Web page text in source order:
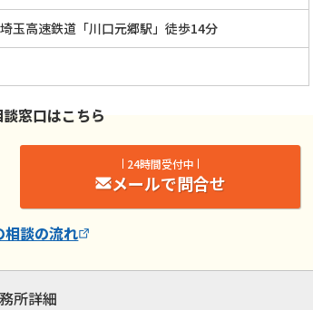
玉高速鉄道「川口元郷駅」徒歩14分
窓口はこちら
24時間受付中
メールで問合せ
相談の流れ
所詳細